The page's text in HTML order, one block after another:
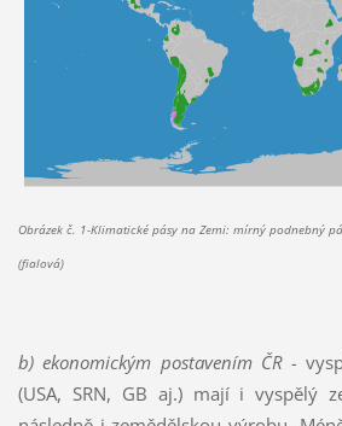
Obrázek č. 1-Klimatické pásy na Zemi: mírný podnebný
(fialová)
b) ekonomickým postavením ČR -
(USA, SRN, GB aj.) mají i vyspělý